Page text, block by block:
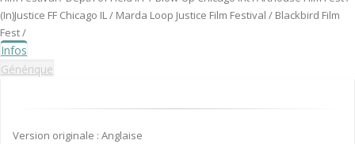
(In)Justice FF Chicago IL / Marda Loop Justice Film Festival / Blackbird Film
Fest /
Infos
Générique
Version originale : Anglaise